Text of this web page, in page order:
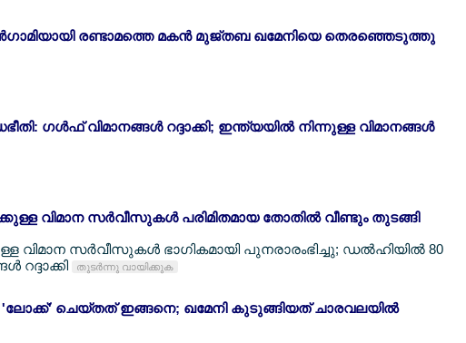
രണ്ടാമത്തെ മകന്‍ മുജ്തബ ഖമേനിയെ തെരഞ്ഞെടുത്തു
ഗള്‍ഫ് വിമാനങ്ങള്‍ റദ്ദാക്കി; ഇന്ത്യയില്‍ നിന്നുള്ള വിമാനങ്ങള്‍
വിമാന സര്‍വീസുകള്‍ പരിമിതമായ തോതില്‍ വീണ്ടും തുടങ്ങി
വിമാന സര്‍വീസുകള്‍ ഭാഗികമായി പുനരാരംഭിച്ചു; ഡല്‍ഹിയില്‍ 80
റദ്ദാക്കി
തുടര്‍ന്നു വായിക്കുക
ചെയ്തത് ഇങ്ങനെ; ഖമേനി കുടുങ്ങിയത് ചാരവലയില്‍